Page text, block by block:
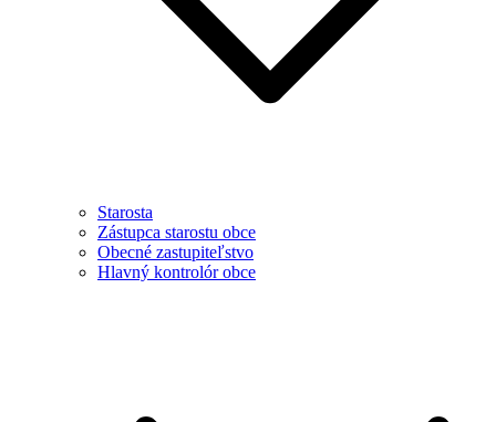
Starosta
Zástupca starostu obce
Obecné zastupiteľstvo
Hlavný kontrolór obce